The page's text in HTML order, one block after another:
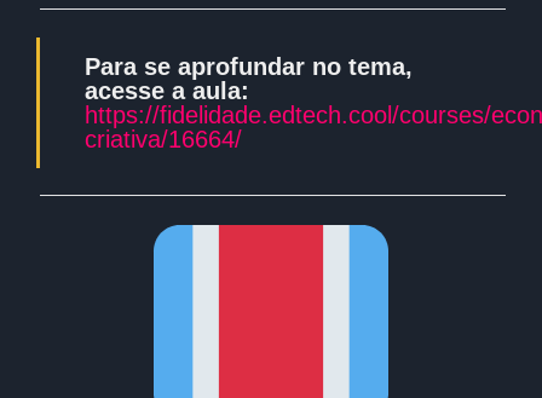
Para se aprofundar no tema,
acesse a aula:
https://fidelidade.edtech.cool/courses/
criativa/16664/